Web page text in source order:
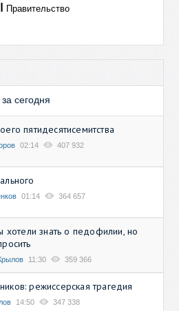
Правительство
сегодня
пятидесятисемитства
02:14 407 932
01:14 364 657
хотели знать о педофилии, но
11:30 359 366
режиссерская трагедия
14:50 347 338